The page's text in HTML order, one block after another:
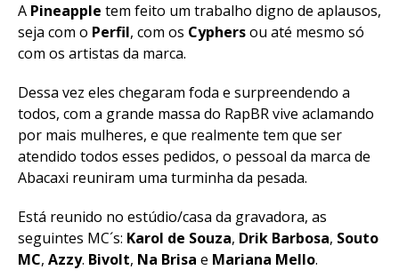
A Pineapple tem feito um trabalho digno de aplausos,
seja com o Perfil, com os Cyphersou até mesmo só
com os artistas da marca.
Dessa vez eles chegaram foda e surpreendendo a
todos, com a grande massa do RapBR vive aclamando
por mais mulheres, e que realmente tem que ser
atendido todos esses pedidos, o pessoal da marca de
Abacaxi reuniram uma turminha da pesada.
Está reunido no estúdio/casa da gravadora, as
seguintes MC´s: Karol de Souza, Drik Barbosa, Souto
MC, Azzy. Bivolt, Na Brisa e Mariana Mello.